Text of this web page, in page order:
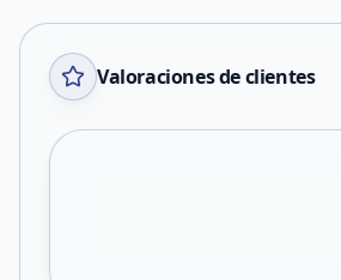
Valoraciones de clientes